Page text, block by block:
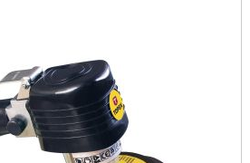
82x82x82 мм
Подробнее...